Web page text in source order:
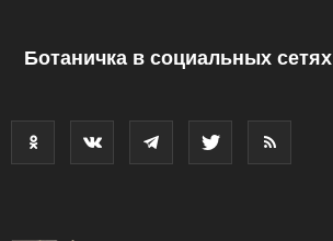
Ботаничка в социальных сетях